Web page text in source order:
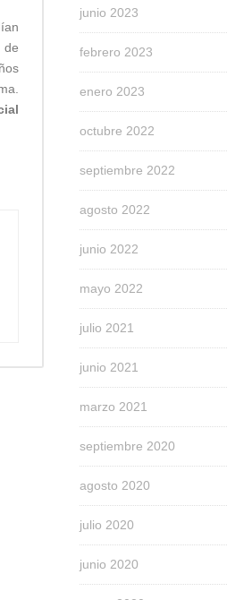
de
junio 2023
febrero 2023
enero 2023
octubre 2022
septiembre 2022
agosto 2022
junio 2022
mayo 2022
julio 2021
junio 2021
marzo 2021
septiembre 2020
agosto 2020
julio 2020
junio 2020